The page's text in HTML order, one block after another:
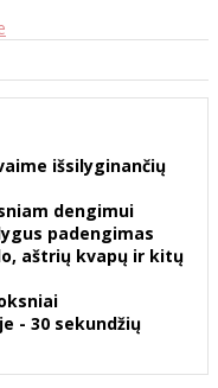
išsilyginančių
dengimui
padengimas
aštrių kvapų ir kitų
- 30 sekundžių